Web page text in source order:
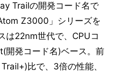
Trailの開発コード名で
Z3000」シリーズを
は22nm世代で、CPUコ
開発コード名)ベース。前
比で、3倍の性能、